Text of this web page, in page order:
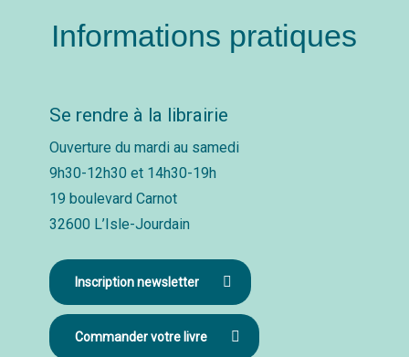
Informations pratiques
Se rendre à la librairie
Ouverture du mardi au samedi
9h30-12h30 et 14h30-19h
19 boulevard Carnot
32600 L’Isle-Jourdain
Inscription newsletter
Commander votre livre